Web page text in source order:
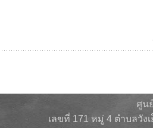
ศูน
เลขที่ 171 หมู่ 4 ตำบลวัง